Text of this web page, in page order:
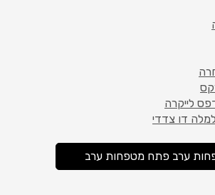
לייקרה
דו צדדי
ערב פתח מטפחות ערב